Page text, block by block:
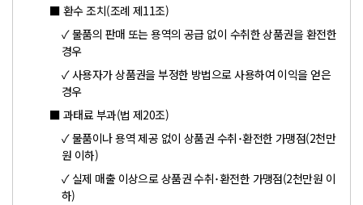
■ 환수 조치(조례 제11조)
✓ 물품의 판매 또는 용역의 공급 없이 수취한 상품권을 환전한
경우
✓ 사용자가 상품권을 부정한 방법으로 사용하여 이익을 얻은
경우
■ 과태료 부과(법 제20조)
✓ 물품이나 용역 제공 없이 상품권 수취･환전한 가맹점(2천만
원 이하)
✓ 실제 매출 이상으로 상품권 수취･환전한 가맹점(2천만원 이
하)